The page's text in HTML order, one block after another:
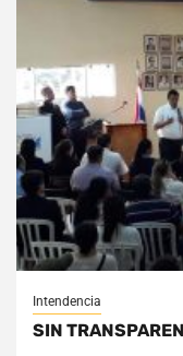
Intendencia
SIN